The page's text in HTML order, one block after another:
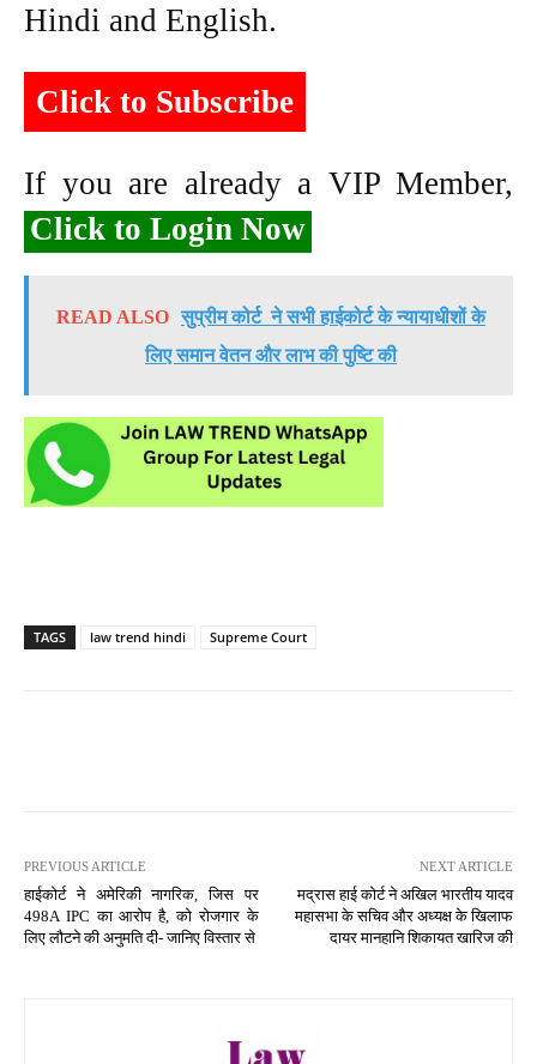
Hindi and English.
Click to Subscribe
If you are already a VIP Member,
Click to Login Now
READ ALSO सुप्रीम कोर्ट ने सभी हाईकोर्ट के न्यायाधीशों के
लिए समान वेतन और लाभ की पुष्टि की
TAGS law trend hindi Supreme Court
PREVIOUS ARTICLE
हाईकोर्ट ने अमेरिकी नागरिक, जिस पर
498A IPC का आरोप है, को रोजगार के
लिए लौटने की अनुमति दी- जानिए विस्तार से
NEXT ARTICLE
मद्रास हाई कोर्ट ने अखिल भारतीय यादव
महासभा के सचिव और अध्यक्ष के खिलाफ
दायर मानहानि शिकायत खारिज की